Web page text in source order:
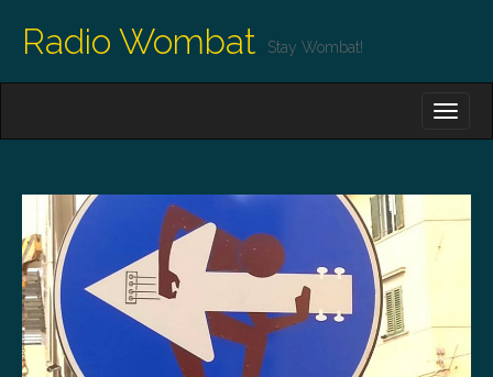
Radio Wombat Stay Wombat!
N
M
E
N
U
O
O
N
T
E
N
T